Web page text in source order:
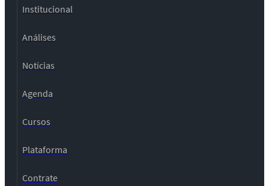
Institucional
Análises
Notícias
Agenda
Cursos
Plataforma
Contrate